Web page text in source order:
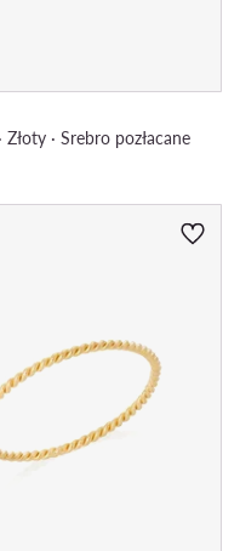
Złoty · Srebro pozłacane